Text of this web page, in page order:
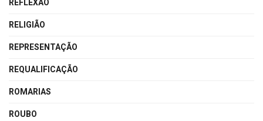
RELIGIÃO
REPRESENTAÇÃO
REQUALIFICAÇÃO
ROMARIAS
ROUBO